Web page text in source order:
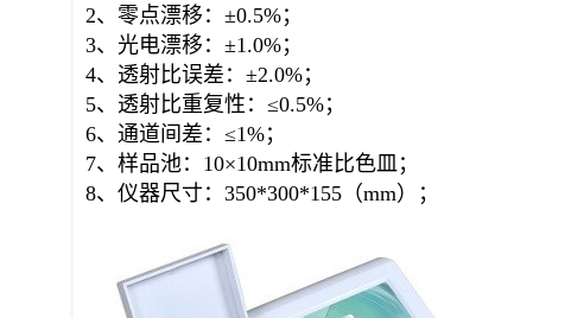
2、零点漂移：±0.5%；
3、光电漂移：±1.0%；
4、透射比误差：±2.0%；
5、透射比重复性：≤0.5%；
6、通道间差：≤1%；
7、样品池：10×10mm标准比色皿；
8、仪器尺寸：350*300*155（mm）；